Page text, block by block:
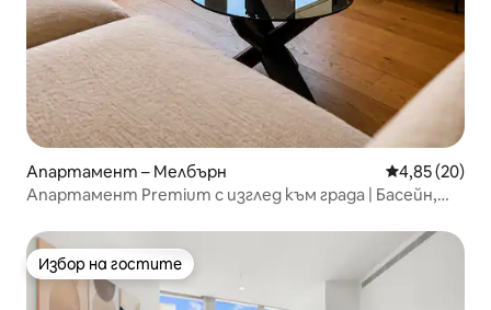
Апартамент – Мелбърн Средна
4,85 (20)
Апартамент Premium с изглед към града | Басейн,
Избор на гостите
Избор на гостите